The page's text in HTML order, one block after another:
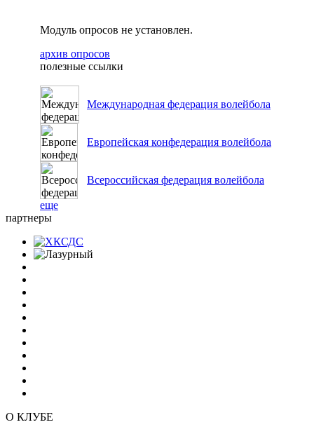
Модуль опросов не установлен.
архив опросов
полезные ссылки
Международная федерация волейбола
Европейская конфедерация волейбола
Всероссийская федерация волейбола
еще
партнеры
О КЛУБЕ